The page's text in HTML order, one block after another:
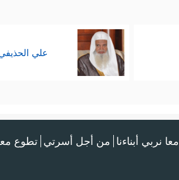
علي
معا نربي أبناءنا من أجل أسرتي تطوع